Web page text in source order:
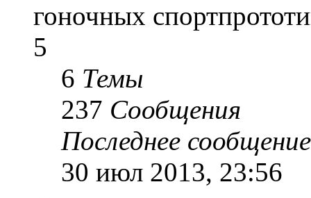
гоночных
5
6 Темы
237 Сообщения
Последнее сообщение
30 июл 2013, 23:56